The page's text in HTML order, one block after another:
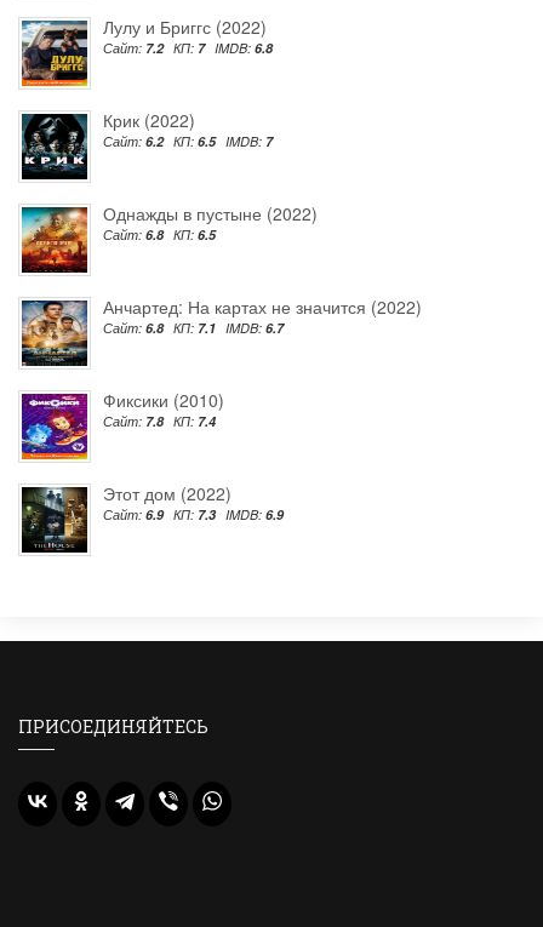
Лулу и Бриггс (2022)
Сайт: 7.2 КП: 7 IMDB: 6.8
Крик (2022)
Сайт: 6.2 КП: 6.5 IMDB: 7
Однажды в пустыне (2022)
Сайт: 6.8 КП: 6.5
Анчартед: На картах не значится (2022)
Сайт: 6.8 КП: 7.1 IMDB: 6.7
Фиксики (2010)
Сайт: 7.8 КП: 7.4
Этот дом (2022)
Сайт: 6.9 КП: 7.3 IMDB: 6.9
ПРИСОЕДИНЯЙТЕСЬ